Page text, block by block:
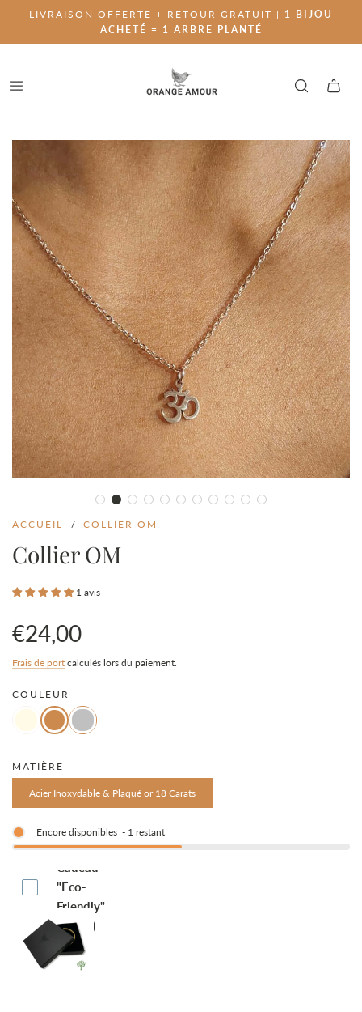
LIVRAISON OFFERTE + RETOUR GRATUIT | 1 BIJOU
ACHETÉ = 1 ARBRE PLANTÉ
ACCUEIL / COLLIER OM
Collier OM
1 avis
Prix
en
solde
Prix
régulier
€24,00
Frais de port calculés lors du paiement.
COULEUR
MATIÈRE
Acier Inoxydable & Plaqué or 18 Carats
Encore disponibles - 1 restant
Boite-
Cadeau
"Eco-
Friendly"
(€4.95)